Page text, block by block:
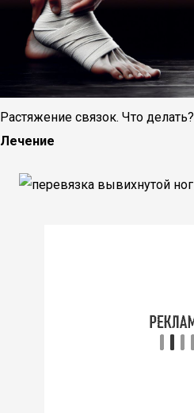
Растяжение связок. Что делать?
Лечение